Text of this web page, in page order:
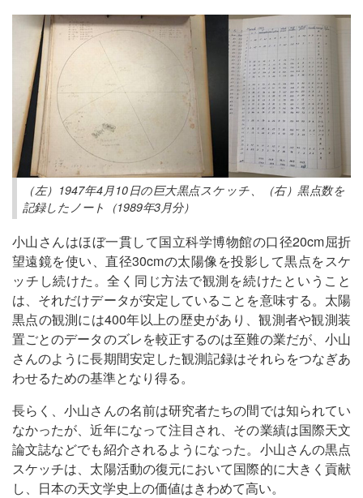
（左）1947年4月10日の巨大黒点スケッチ、（右）黒点数を
記録したノート（1989年3月分）
小山さんはほぼ一貫して国立科学博物館の口径20cm屈折
望遠鏡を使い、直径30cmの太陽像を投影して黒点をスケ
ッチし続けた。全く同じ方法で観測を続けたということ
は、それだけデータが安定していることを意味する。太陽
黒点の観測には400年以上の歴史があり、観測者や観測装
置ごとのデータのズレを較正するのは至難の業だが、小山
さんのように長期間安定した観測記録はそれらをつなぎあ
わせるための基準となり得る。
長らく、小山さんの名前は研究者たちの間では知られてい
なかったが、近年になって注目され、その業績は国際天文
論文誌などでも紹介されるようになった。小山さんの黒点
スケッチは、太陽活動の復元において国際的に大きく貢献
し、日本の天文学史上の価値はきわめて高い。